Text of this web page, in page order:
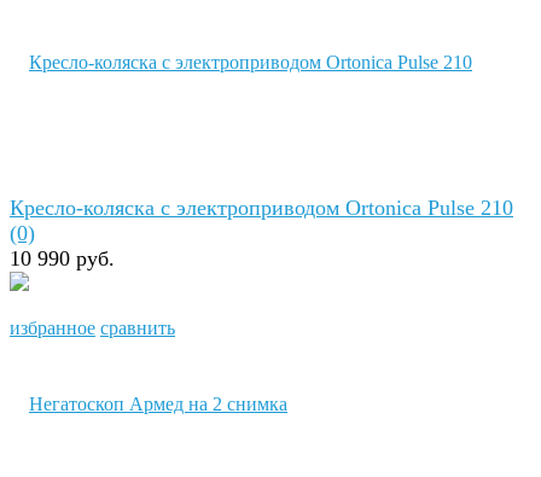
избранное сравнить
Кресло-коляска с электроприводом Ortonica Pulse 210
(0)
10 990 руб.